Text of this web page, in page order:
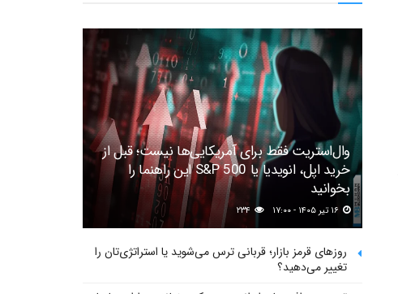
وال‌استریت فقط برای آمریکایی‌ها نیست؛ قبل از
خرید اپل، انویدیا یا S&P 500 این راهنما را
بخوانید
روزهای قرمز بازار؛ قربانی ترس می‌شوید یا استراتژی‌تان را
تغییر می‌دهید؟